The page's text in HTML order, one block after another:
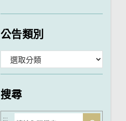
公告類別
類
搜尋
:::